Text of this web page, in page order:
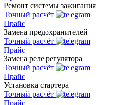
Ремонт системы зажигания
Точный расчёт
Прайс
Замена предохранителей
Точный расчёт
Прайс
Замена реле регулятора
Точный расчёт
Прайс
Установка стартера
Точный расчёт
Прайс